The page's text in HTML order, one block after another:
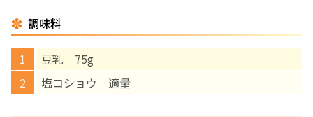
調味料
豆乳 75g
塩コショウ 適量